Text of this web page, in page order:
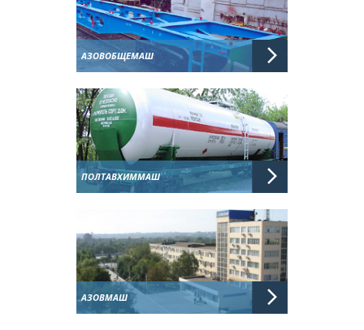
АЗОВОБЩЕМАШ
ПОЛТАВХИММАШ
АЗОВМАШ